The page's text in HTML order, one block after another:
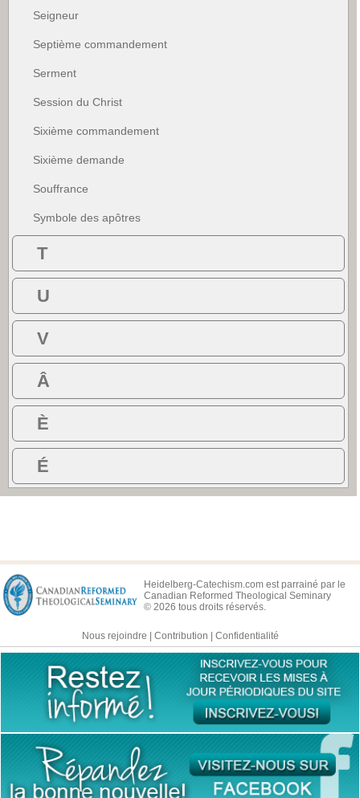
Seigneur
Septième commandement
Serment
Session du Christ
Sixième commandement
Sixième demande
Souffrance
Symbole des apôtres
T
U
V
Â
È
É
Heidelberg-Catechism.com est parrainé par le
Canadian Reformed Theological Seminary
© 2026 tous droits réservés.
Nous rejoindre Contribution Confidentialité